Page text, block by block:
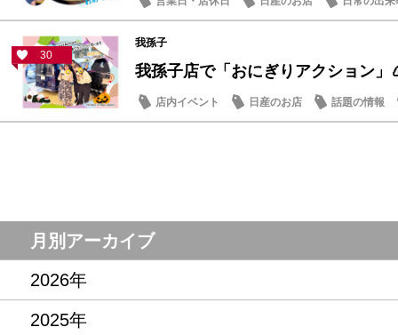
30
我孫子
我孫子店で「おにぎりアクション」
店内イベント 日産のお店 話題の情報
月別アーカイブ
2026年
2025年